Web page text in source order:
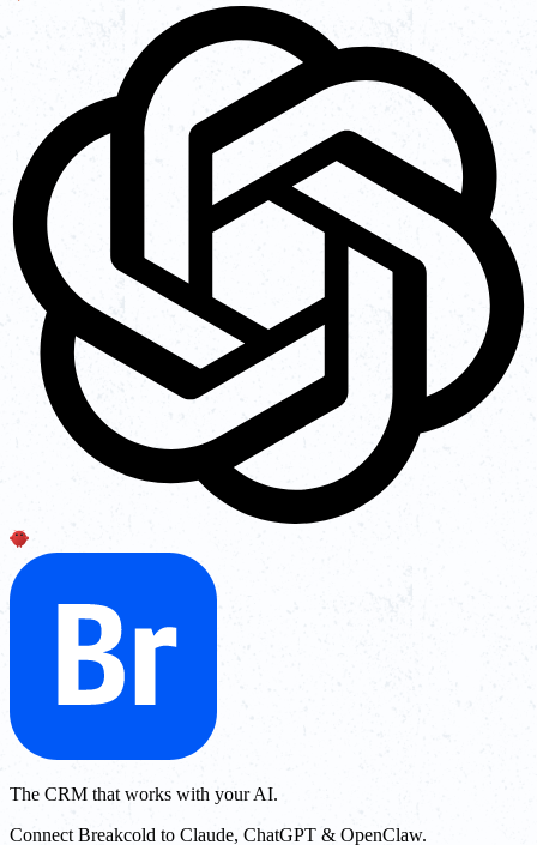
The CRM that works with your AI.
Connect Breakcold to Claude, ChatGPT & OpenClaw.